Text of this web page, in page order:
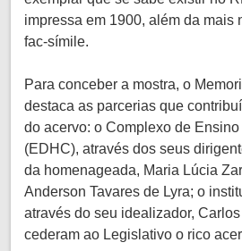
impressa em 1900, além da mais
fac-símile.
Para conceber a mostra, o
destaca as parcerias que
do acervo: o Complexo de
(EDHC), através dos seus
da homenageada, Maria Lúcia
Anderson Tavares de Lyra; o
através do seu idealizador,
cederam ao Legislativo o rico